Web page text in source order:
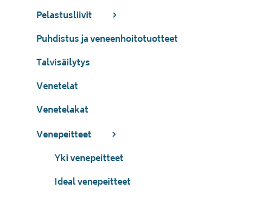
Pelastusliivit
Puhdistus ja veneenhoitotuotteet
Talvisäilytys
Venetelat
Venetelakat
Venepeitteet
Yki venepeitteet
Ideal venepeitteet